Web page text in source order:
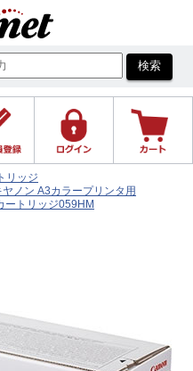
リッジ
ヤノン A3カラープリンタ用
ートリッジ059HM